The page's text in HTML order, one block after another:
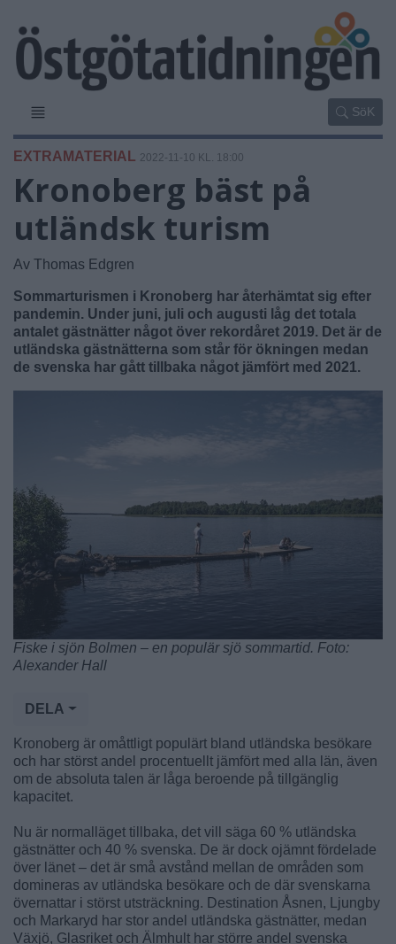
SöK
EXTRAMATERIAL 2022-11-10 KL. 18:00
Kronoberg bäst på
utländsk turism
Av Thomas Edgren
Sommarturismen i Kronoberg har återhämtat sig efter
pandemin. Under juni, juli och augusti låg det totala
antalet gästnätter något över rekordåret 2019. Det är de
utländska gästnätterna som står för ökningen medan
de svenska har gått tillbaka något jämfört med 2021.
Fiske i sjön Bolmen – en populär sjö sommartid. Foto:
Alexander Hall
DELA
Kronoberg är omåttligt populärt bland utländska besökare
och har störst andel procentuellt jämfört med alla län, även
om de absoluta talen är låga beroende på tillgänglig
kapacitet.
Nu är normalläget tillbaka, det vill säga 60 % utländska
gästnätter och 40 % svenska. De är dock ojämnt fördelade
över länet – det är små avstånd mellan de områden som
domineras av utländska besökare och de där svenskarna
övernattar i störst utsträckning. Destination Åsnen, Ljungby
och Markaryd har stor andel utländska gästnätter, medan
Växjö, Glasriket och Älmhult har större andel svenska